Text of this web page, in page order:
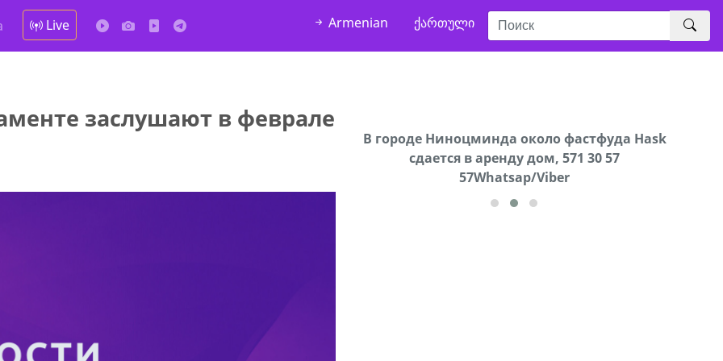
Live Armenian ქართული
заслушают в феврале
В городе Ниноцминда около фастфуда Hask
cдается в аренду дом, 571 30 57
57Whatsap/Viber
Продается машина марки Prado,571 30 57
57Whatsap/Viber